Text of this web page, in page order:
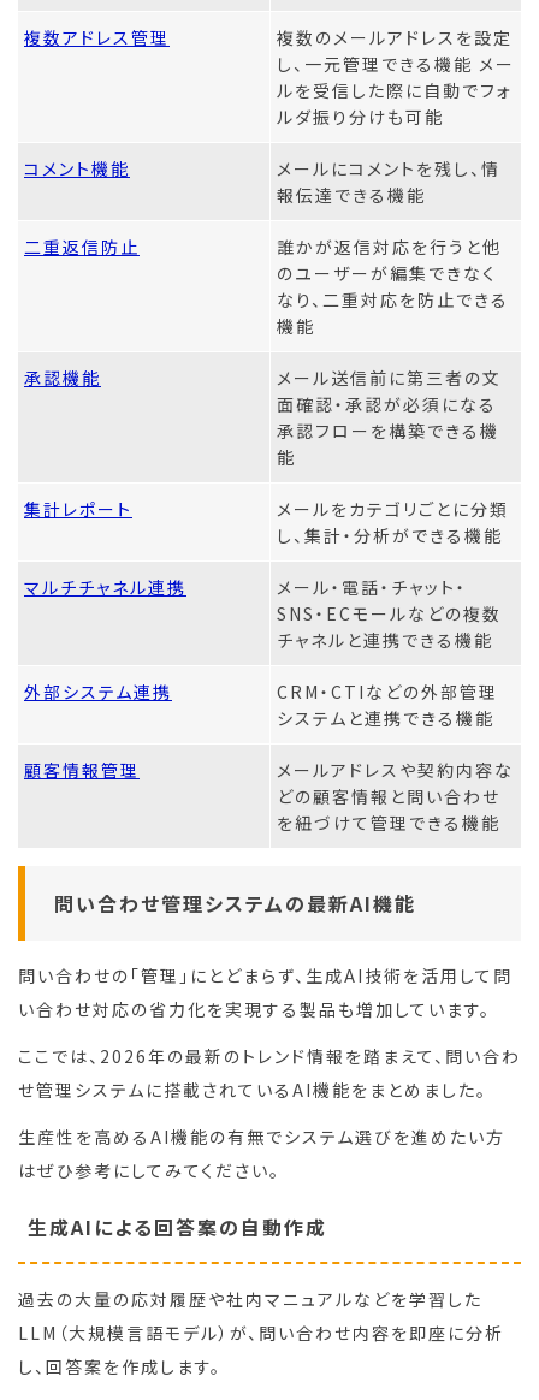
複数アドレス管理
複数のメールアドレスを設定
し、一元管理できる機能 メー
ルを受信した際に自動でフォ
ルダ振り分けも可能
コメント機能
メールにコメントを残し、情
報伝達できる機能
二重返信防止
誰かが返信対応を行うと他
のユーザーが編集できなく
なり、二重対応を防止できる
機能
承認機能
メール送信前に第三者の文
面確認・承認が必須になる
承認フローを構築できる機
能
集計レポート
メールをカテゴリごとに分類
し、集計・分析ができる機能
マルチチャネル連携
メール・電話・チャット・
SNS・ECモールなどの複数
チャネルと連携できる機能
外部システム連携
CRM・CTIなどの外部管理
システムと連携できる機能
顧客情報管理
メールアドレスや契約内容な
どの顧客情報と問い合わせ
を紐づけて管理できる機能
問い合わせ管理システムの最新AI機能
問い合わせの「管理」にとどまらず、生成AI技術を活用して問
い合わせ対応の省力化を実現する製品も増加しています。
ここでは、2026年の最新のトレンド情報を踏まえて、問い合わ
せ管理システムに搭載されているAI機能をまとめました。
生産性を高めるAI機能の有無でシステム選びを進めたい方
はぜひ参考にしてみてください。
生成AIによる回答案の自動作成
過去の大量の応対履歴や社内マニュアルなどを学習した
LLM（大規模言語モデル）が、問い合わせ内容を即座に分析
し、回答案を作成します。